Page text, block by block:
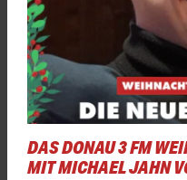
DAS DONAU 3 FM
MIT MICHAEL JAHN